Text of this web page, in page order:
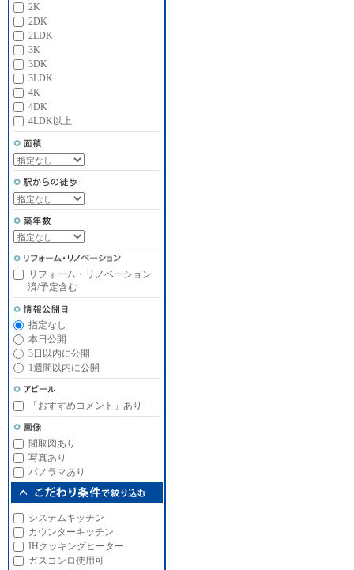
2K
2DK
2LDK
3K
3DK
3LDK
4K
4DK
4LDK以上
リフォーム・リノベーション
済/予定含む
指定なし
本日公開
3日以内に公開
1週間以内に公開
「おすすめコメント」あり
間取図あり
写真あり
パノラマあり
システムキッチン
カウンターキッチン
IHクッキングヒーター
ガスコンロ使用可